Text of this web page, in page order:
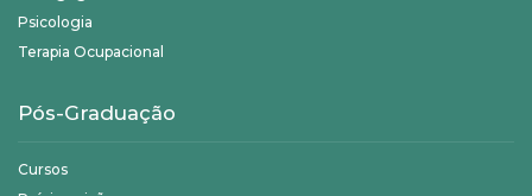
Psicologia
Terapia Ocupacional
Pós-Graduação
Cursos